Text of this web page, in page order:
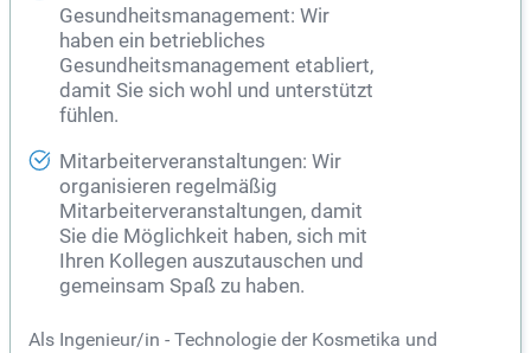
Gesundheitsmanagement: Wir
haben ein betriebliches
Gesundheitsmanagement etabliert,
damit Sie sich wohl und unterstützt
fühlen.
Mitarbeiterveranstaltungen: Wir
organisieren regelmäßig
Mitarbeiterveranstaltungen, damit
Sie die Möglichkeit haben, sich mit
Ihren Kollegen auszutauschen und
gemeinsam Spaß zu haben.
Als Ingenieur/in - Technologie der Kosmetika und